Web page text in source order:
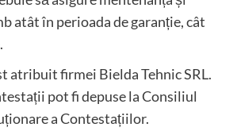
atât în perioada de garanție, cât
atribuit firmei Bielda Tehnic SRL.
pot fi depuse la Consiliul
a Contestațiilor.